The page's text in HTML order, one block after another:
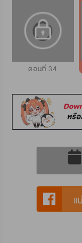
ตอนที่ 34